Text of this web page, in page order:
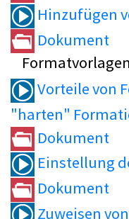
Hinzufügen
Dokument
Vorteile von
"harten"
Dokument
Einstellung
Dokument
Zuweisen